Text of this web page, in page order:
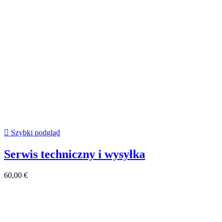
 Szybki podgląd
Serwis techniczny i wysyłka
60,00 €